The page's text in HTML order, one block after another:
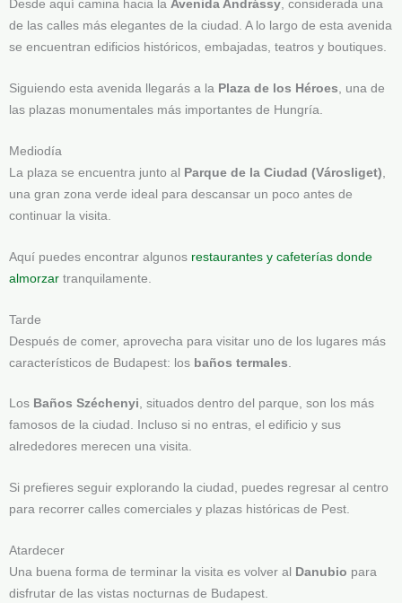
Desde aquí camina hacia la Avenida Andrássy, considerada una
de las calles más elegantes de la ciudad. A lo largo de esta avenida
se encuentran edificios históricos, embajadas, teatros y boutiques.
Siguiendo esta avenida llegarás a la Plaza de los Héroes , una de
las plazas monumentales más importantes de Hungría.
Mediodía
La plaza se encuentra junto al
Parque de la Ciudad (Városliget)
una gran zona verde ideal para descansar un poco antes de
continuar la visita.
Aquí puedes encontrar algunos restaurantes y cafeterías donde
almorzar tranquilamente.
Tarde
Después de comer, aprovecha para visitar uno de los lugares más
característicos de Budapest: los baños termales
Los Baños Széchenyi, situados dentro del parque, son los más
famosos de la ciudad. Incluso si no entras, el edificio y sus
alrededores merecen una visita.
Si prefieres seguir explorando la ciudad, puedes regresar al centro
para recorrer calles comerciales y plazas históricas de Pest.
Atardecer
Una buena forma de terminar la visita es volver al
Danubio para
disfrutar de las vistas nocturnas de Budapest.